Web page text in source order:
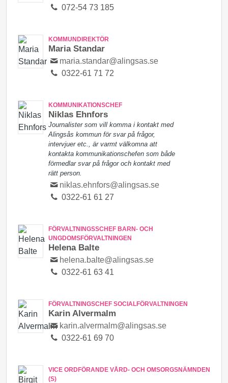
072-54 73 185
KOMMUNDIREKTÖR
Maria Standar
maria.standar@alingsas.se
0322-61 71 72
KOMMUNIKATIONSCHEF
Niklas Ehnfors
Journalister som vill komma i kontakt med
Alingsås kommun för svar på frågor,
intervjuer etc., är varmt välkomna att
kontakta kommunikationschefen som både
förmedlar svar på frågor och kontakt med
rätt person.
niklas.ehnfors@alingsas.se
0322-61 61 27
FÖRVALTNINGSSCHEF BARN- OCH
UNGDOMSFÖRVALTNINGEN
Helena Balte
helena.balte@alingsas.se
0322-61 63 41
FÖRVALTNINGSCHEF SOCIALFÖRVALTNINGEN
Karin Alvermalm
karin.alvermalm@alingsas.se
0322-61 69 70
VICE ORDFÖRANDE VÅRD- OCH OMSORGSNÄMNDEN
(S)